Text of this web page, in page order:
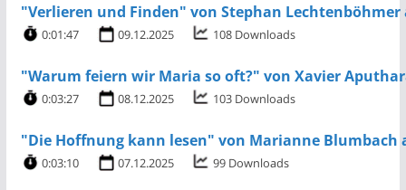
"Verlieren und Finden" von Stephan Lechtenböhmer
0:01:47 09.12.2025 108 Downloads
"Warum feiern wir Maria so oft?" von Xavier
0:03:27 08.12.2025 103 Downloads
"Die Hoffnung kann lesen" von Marianne Blumbach
0:03:10 07.12.2025 99 Downloads